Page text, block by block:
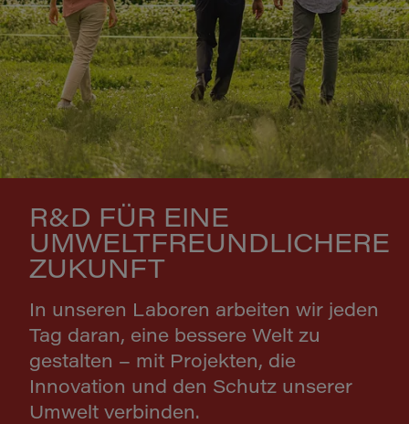
R&D FÜR EINE
UMWELTFREUNDLICHERE
ZUKUNFT
In unseren Laboren arbeiten wir jeden
Tag daran, eine bessere Welt zu
gestalten – mit Projekten, die
Innovation und den Schutz unserer
Umwelt verbinden.